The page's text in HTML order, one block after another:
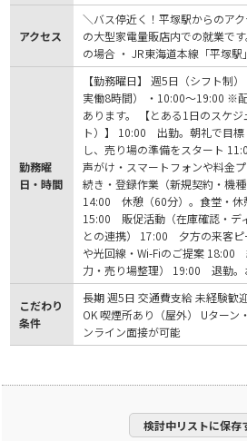
アクセス
＼バス停近く！平塚駅からのア
の大型家電量販店内での就業で
の場合 ・ JR東海道本線「平塚
勤務曜
日・時間
【勤務曜日】 週5日（シフト制
実働8時間） ・10:00〜19:00 ※
あります。 【とある1日のスケ
ト）】 10:00 出勤。朝礼で目標
し、売り場の準備をスタート
声がけ・スマートフォンや料金
続き・登録作業（新規契約・機種
14:00 休憩（60分）。食堂・休
15:00 販促活動（在庫確認・デ
との連携） 17:00 夕方の来客ピ
や光回線・Wi-Fiのご提案 18:00
力・売り場整理） 19:00 退勤。
こだわり
条件
長期 週5日 交通費支給 未経験歓
OK 喫煙所あり（屋外） Uターン
ンライン面接が可能
検討中リストに保存